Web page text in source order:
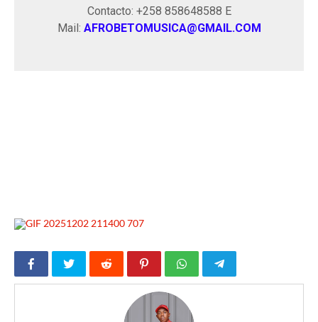
Contacto: +258 858648588 E
Mail: AFROBETOMUSICA@GMAIL.COM